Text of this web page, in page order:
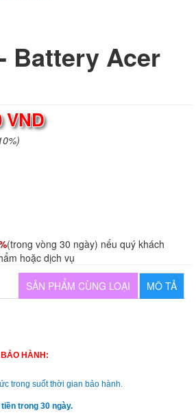
Battery Acer
VND
(trong vòng 30 ngày) nếu quý khách
hoặc dịch vụ
MÔ TẢ
SẢN PHẨM CÙNG LOẠI
HÀNH:
trong suốt thời gian bảo hành.
trong 30 ngày.